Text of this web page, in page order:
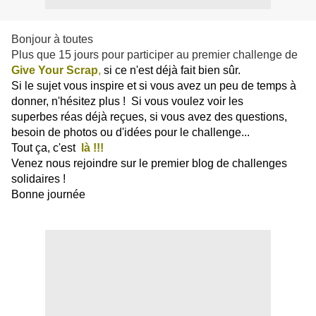
Bonjour à toutes
Plus que 15 jours pour participer au premier challenge de
Give Your Scrap, si ce n'est déjà fait bien sûr.
Si le sujet vous inspire et si vous avez un peu de temps à
donner, n'hésitez plus ! Si vous voulez voir les
superbes réas déjà reçues, si vous avez des questions,
besoin de photos ou d'idées pour le challenge...
Tout ça, c'est
là !!!
Venez nous rejoindre sur le premier blog de challenges
solidaires !
Bonne journée